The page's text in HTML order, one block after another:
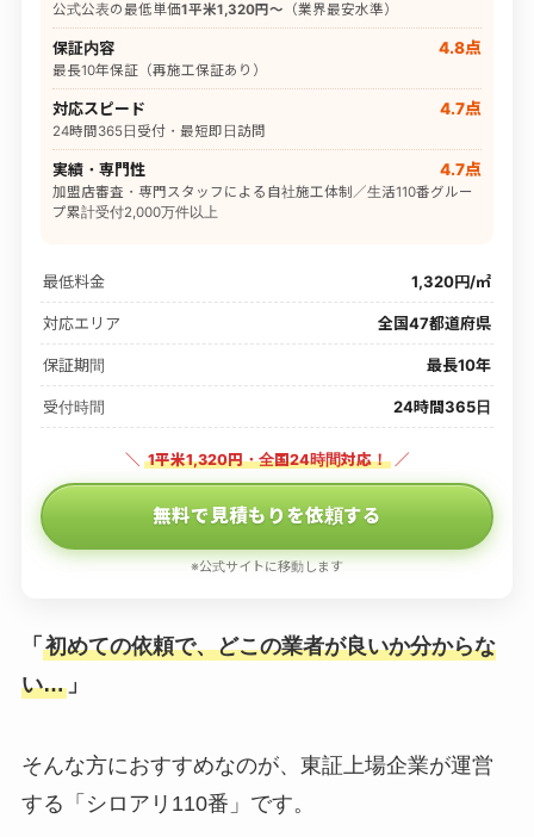
公式公表の最低単価1平米1,320円〜 （業界最安水準）
保証内容 4.8点
最長10年保証（再施工保証あり）
対応スピード 4.7点
24時間365日受付・最短即日訪問
実績・専門性 4.7点
加盟店審査・専門スタッフによる自社施工体制／生活110番グルー
プ累計受付2,000万件以上
最低料金 1,320円/㎡
対応エリア 全国47都道府県
保証期間 最長10年
受付時間 24時間365日
＼ 1平米1,320円・全国24時間対応！ ／
無料で見積もりを依頼する
※公式サイトに移動します
「 初めての依頼で、どこの業者が良いか分からな
い…」
そんな方におすすめなのが、東証上場企業が運営
する「シロアリ110番」です。